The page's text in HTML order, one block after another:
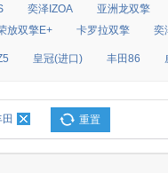
奕泽IZOA
亚洲龙双擎
放双擎E+
卡罗拉双擎 奕
皇冠(进口) 丰田86
重置